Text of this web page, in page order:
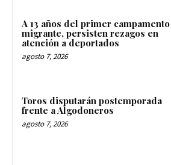
A 13 años del primer campamento
migrante, persisten rezagos en
atención a deportados
agosto 7, 2026
Toros disputarán postemporada
frente a Algodoneros
agosto 7, 2026